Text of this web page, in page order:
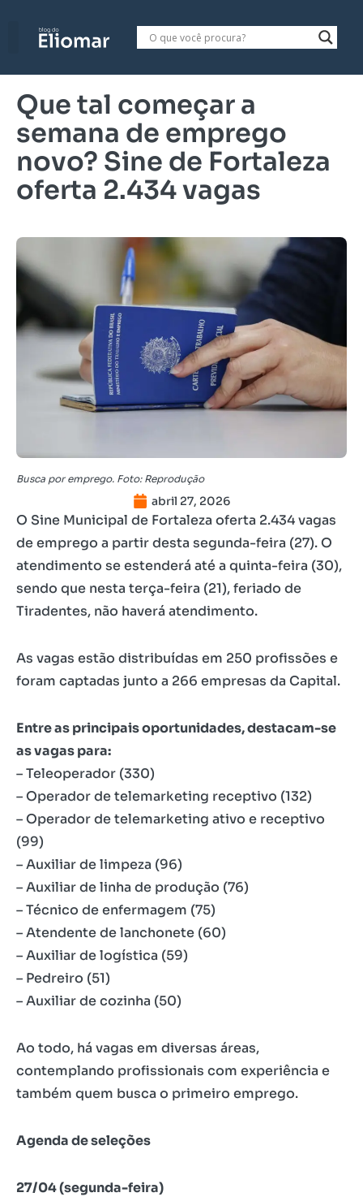
Que tal começar a
semana de emprego
novo? Sine de Fortaleza
oferta 2.434 vagas
Busca por emprego. Foto: Reprodução
abril 27, 2026
O Sine Municipal de Fortaleza oferta 2.434 vagas
de emprego a partir desta segunda-feira (27). O
atendimento se estenderá até a quinta-feira (30),
sendo que nesta terça-feira (21), feriado de
Tiradentes, não haverá atendimento.
As vagas estão distribuídas em 250 profissões e
foram captadas junto a 266 empresas da Capital.
Entre as principais oportunidades, destacam-se
as vagas para:
– Teleoperador (330)
– Operador de telemarketing receptivo (132)
– Operador de telemarketing ativo e receptivo
(99)
– Auxiliar de limpeza (96)
– Auxiliar de linha de produção (76)
– Técnico de enfermagem (75)
– Atendente de lanchonete (60)
– Auxiliar de logística (59)
– Pedreiro (51)
– Auxiliar de cozinha (50)
Ao todo, há vagas em diversas áreas,
contemplando profissionais com experiência e
também quem busca o primeiro emprego.
Agenda de seleções
27/04 (segunda-feira)